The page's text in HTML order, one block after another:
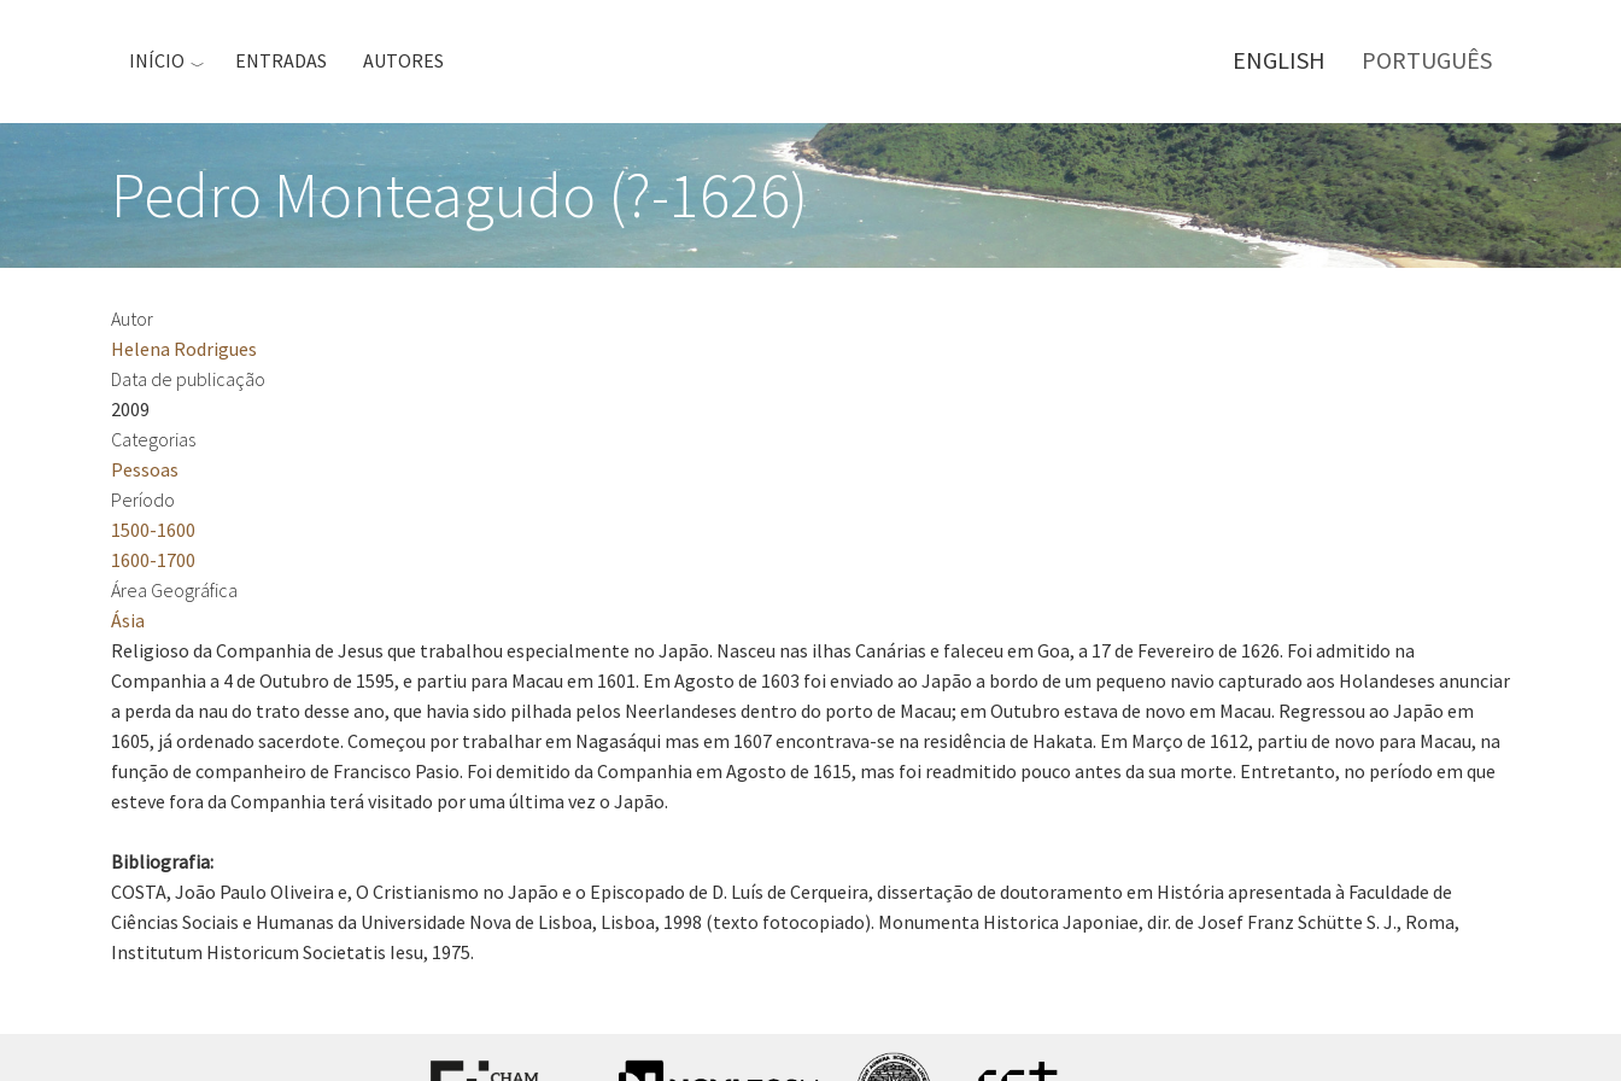
principal
ENGLISH PORTUGUÊS
INÍCIO ENTRADAS AUTORES
Pedro Monteagudo (?-1626)
Autor
Helena Rodrigues
Data de publicação
2009
Categorias
Pessoas
Período
1500-1600
1600-1700
Área Geográfica
Ásia
Religioso da Companhia de Jesus que trabalhou especialmente no Japão. Nasceu nas ilhas Canárias e faleceu em Goa, a 17 de Fevereiro de 1626. Foi admitido na
Companhia a 4 de Outubro de 1595, e partiu para Macau em 1601. Em Agosto de 1603 foi enviado ao Japão a bordo de um pequeno navio capturado aos Holandeses anunciar
a perda da nau do trato desse ano, que havia sido pilhada pelos Neerlandeses dentro do porto de Macau; em Outubro estava de novo em Macau. Regressou ao Japão em
1605, já ordenado sacerdote. Começou por trabalhar em Nagasáqui mas em 1607 encontrava-se na residência de Hakata. Em Março de 1612, partiu de novo para Macau, na
função de companheiro de Francisco Pasio. Foi demitido da Companhia em Agosto de 1615, mas foi readmitido pouco antes da sua morte. Entretanto, no período em que
esteve fora da Companhia terá visitado por uma última vez o Japão.
Bibliografia:
COSTA, João Paulo Oliveira e, O Cristianismo no Japão e o Episcopado de D. Luís de Cerqueira, dissertação de doutoramento em História apresentada à Faculdade de
Ciências Sociais e Humanas da Universidade Nova de Lisboa, Lisboa, 1998 (texto fotocopiado). Monumenta Historica Japoniae, dir. de Josef Franz Schütte S. J., Roma,
Institutum Historicum Societatis Iesu, 1975.